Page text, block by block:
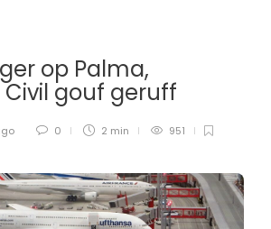
op Palma,
Civil gouf geruff
0 2 min 951